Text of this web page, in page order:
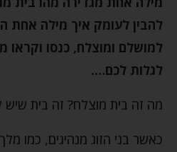
להבין לעומק איך מילה
למושלם ומוצלח, כנסו
לגלות לכם….
מה זה בית מוצלח? זה בית שיש
כאשר בני הזוג מנהיגים, כמו